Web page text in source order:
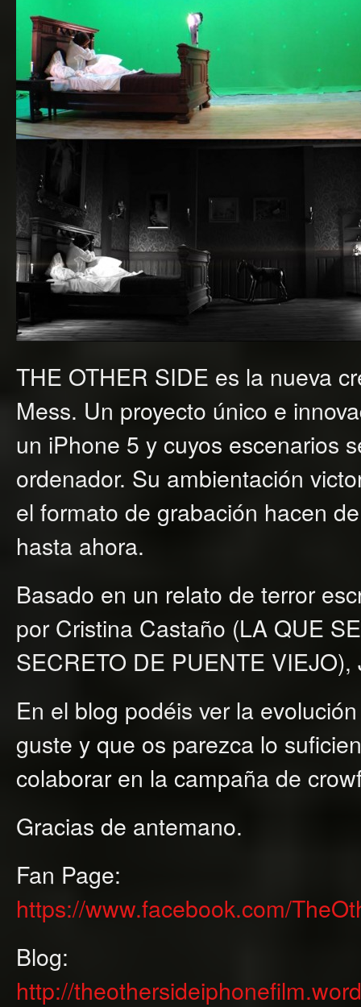
THE OTHER SIDE es la nueva
Mess. Un proyecto único e
un iPhone 5 y cuyos escenarios
ordenador. Su ambientación
el formato de grabación hacen
hasta ahora.
Basado en un relato de terror
por Cristina Castaño (LA QUE
SECRETO DE PUENTE
En el blog podéis ver la
guste y que os parezca lo
colaborar en la campaña de
Gracias de antemano.
Fan Page:
https://www.facebook.com/
Blog:
http://theothersideiphonefilm.